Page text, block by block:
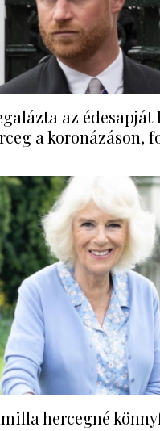
az édesapját
a koronázáson,
hercegné